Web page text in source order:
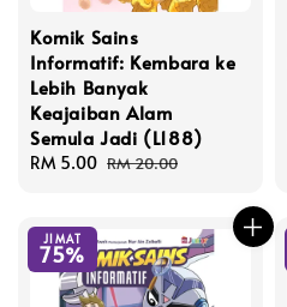
Komik Sains
Informatif: Kembara ke
Lebih Banyak
Keajaiban Alam
Semula Jadi (L188)
Sale
RM 5.00 Regular
RM 20.00
JIMAT
75%